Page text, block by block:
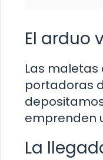
El arduo
Las maletas
portadoras
emprenden
La